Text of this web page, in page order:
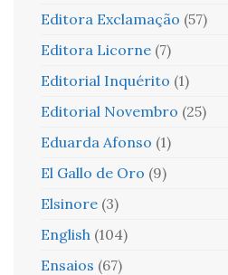
Editora Exclamação (57)
Editora Licorne (7)
Editorial Inquérito (1)
Editorial Novembro (25)
Eduarda Afonso (1)
El Gallo de Oro (9)
Elsinore (3)
English (104)
Ensaios (67)